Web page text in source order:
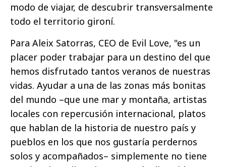
modo de viajar, de descubrir transversalmente
todo el territorio gironí.
Para Aleix Satorras, CEO de Evil Love, "es un
placer poder trabajar para un destino del que
hemos disfrutado tantos veranos de nuestras
vidas. Ayudar a una de las zonas más bonitas
del mundo –que une mar y montaña, artistas
locales con repercusión internacional, platos
que hablan de la historia de nuestro país y
pueblos en los que nos gustaría perdernos
solos y acompañados– simplemente no tiene